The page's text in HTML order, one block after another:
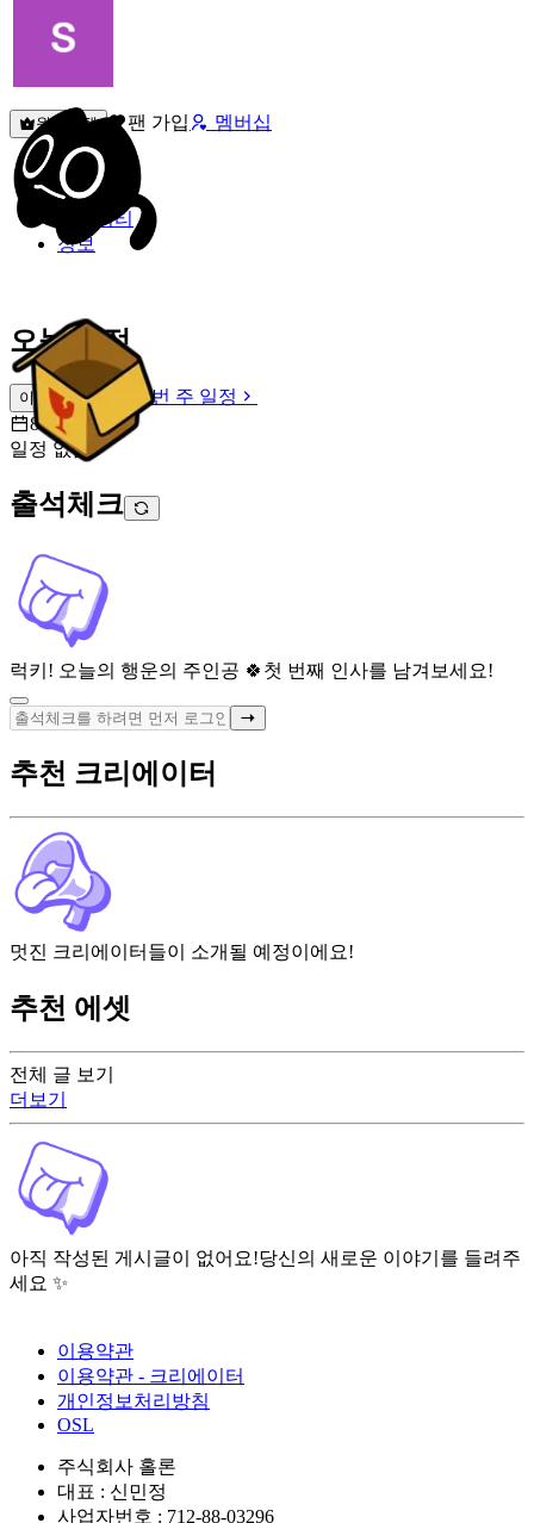
원픽선택 팬 가입 멤버십
밐타운
피드
커뮤니티
정보
오늘 일정
이번 주 일정
이번 주 일정
8월 8일 [토]
일정 없음
출석체크
럭키! 오늘의 행운의 주인공 🍀 첫 번째 인사를 남겨보세요!
전체 글 보기
더보기
아직 작성된 게시글이 없어요!당신의 새로운 이야기를 들려주
세요 ✨
추천 크리에이터
멋진 크리에이터들이 소개될 예정이에요!
추천 에셋
이용약관
이용약관 - 크리에이터
개인정보처리방침
OSL
주식회사 홀론
대표 : 신민정
사업자번호 : 712-88-03296